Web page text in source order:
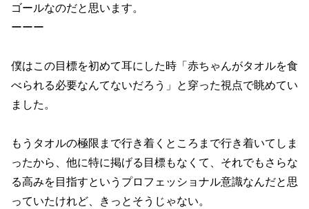
ゴールなのだと思います。
ーーー
僕はこの目標を初めて耳にした時「赤ちゃんがタオルを食
べられる必要なんてないだろう」と穿った視点で眺めてい
ました。
もうタオルの極限まで行き着くところまで行き着いてしま
ったから、他に特に掲げる目標もなくて、それでもさらな
る高みを目指すというプロフェッショナル意識なんだと思
っていたけれど、きっとそうじゃない。